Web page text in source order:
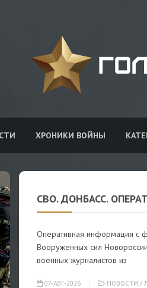
ХРОНИКИ ВОЙНЫ
СВО. ДОНБАСС.
Оперативная информация с
Вооруженных сил
военных журналистов из
07-АВГ-2026 НОВОСТИ /